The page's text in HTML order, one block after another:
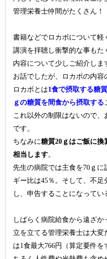
管理栄養士仲間がたくさん！
書籍などでロカボについて
講演を拝聴し衝撃的な事もた
内容について少しご紹介し
お話でしたが、ロカボの内容
ロカボとは1食で摂取する糖
ｇの糖質を間食から摂取する
これ以外の制限はないので、
です。
ちなみに糖質20ｇはご飯に換
相当します。
先生の病院では主食を70ｇ
ギー比は45％。そして、不
し、申告することになってい
しばらく病院給食から遠ざ
立を立てる管理栄養士は大
は1食最大766円（算定要件